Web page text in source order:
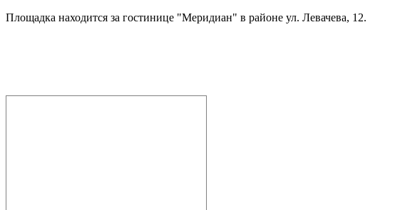
Площадка находится за гостинице "Меридиан" в районе ул. Левачева, 12.